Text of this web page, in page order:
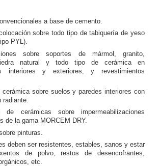
a base de cemento.
sobre todo tipo de tabiquería de yeso
PYL).
sobre soportes de mármol, granito,
natural y todo tipo de cerámica en
interiores y exteriores, y revestimientos
cerámica sobre suelos y paredes interiores con
radiante.
de cerámicas sobre impermeabilizaciones
de la gama MORCEM DRY.
pinturas.
deben ser resistentes, estables, sanos y estar
de polvo, restos de desencofrantes,
etc.